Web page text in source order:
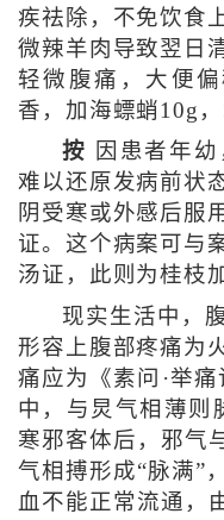
疾祛除，不免饮食
微辣羊肉导致翌日
轻微腹痛，大便
香，加海螵蛸10g，
按 因患者年
难以还原发病前状
阴受寒或外感后服
证。这个病案可与
汤证，此则为桂枝
现实生活中，
形容上腹部疼痛为
痛应为《素问·举
中，与炅气相薄则
寒邪客体后，邪气
气相搏形成“脉满”
血不能正常流通，